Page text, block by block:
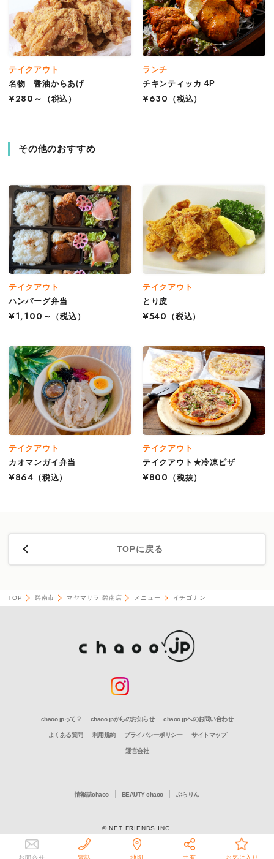
テイクアウト
名物 醤油からあげ
¥280～
（税込）
ランチ
チキンティッカ 4P
¥630
（税込）
その他のおすすめ
テイクアウト
ハンバーグ弁当
¥1,100～
（税込）
テイクアウト
とり皮
¥540
（税込）
テイクアウト
カオマンガイ弁当
¥864 （税込）
テイクアウト
テイクアウト★冷凍ピザ
¥800
（税抜）
TOPに戻る
TOP 碧南市 マヤマサラ 碧南店 メニュー イチゴナン
chaoo.jpって？ chaoo.jpからのお知らせ chaoo.jpへのお問い合わせ
よくある質問 利用規約 プライバシーポリシー サイトマップ
運営会社
情報誌chaoo BEAUTY chaoo ぶらりん
© NET FRIENDS INC.